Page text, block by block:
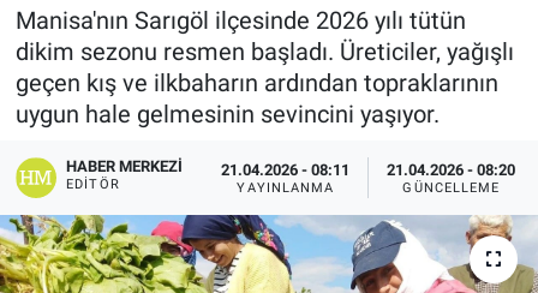
Manisa'nın Sarıgöl ilçesinde 2026 yılı tütün
dikim sezonu resmen başladı. Üreticiler, yağışlı
geçen kış ve ilkbaharın ardından topraklarının
uygun hale gelmesinin sevincini yaşıyor.
HABER MERKEZI
EDITÖR
21.04.2026 - 08:11
YAYINLANMA
21.04.2026 - 08:20
GÜNCELLEME